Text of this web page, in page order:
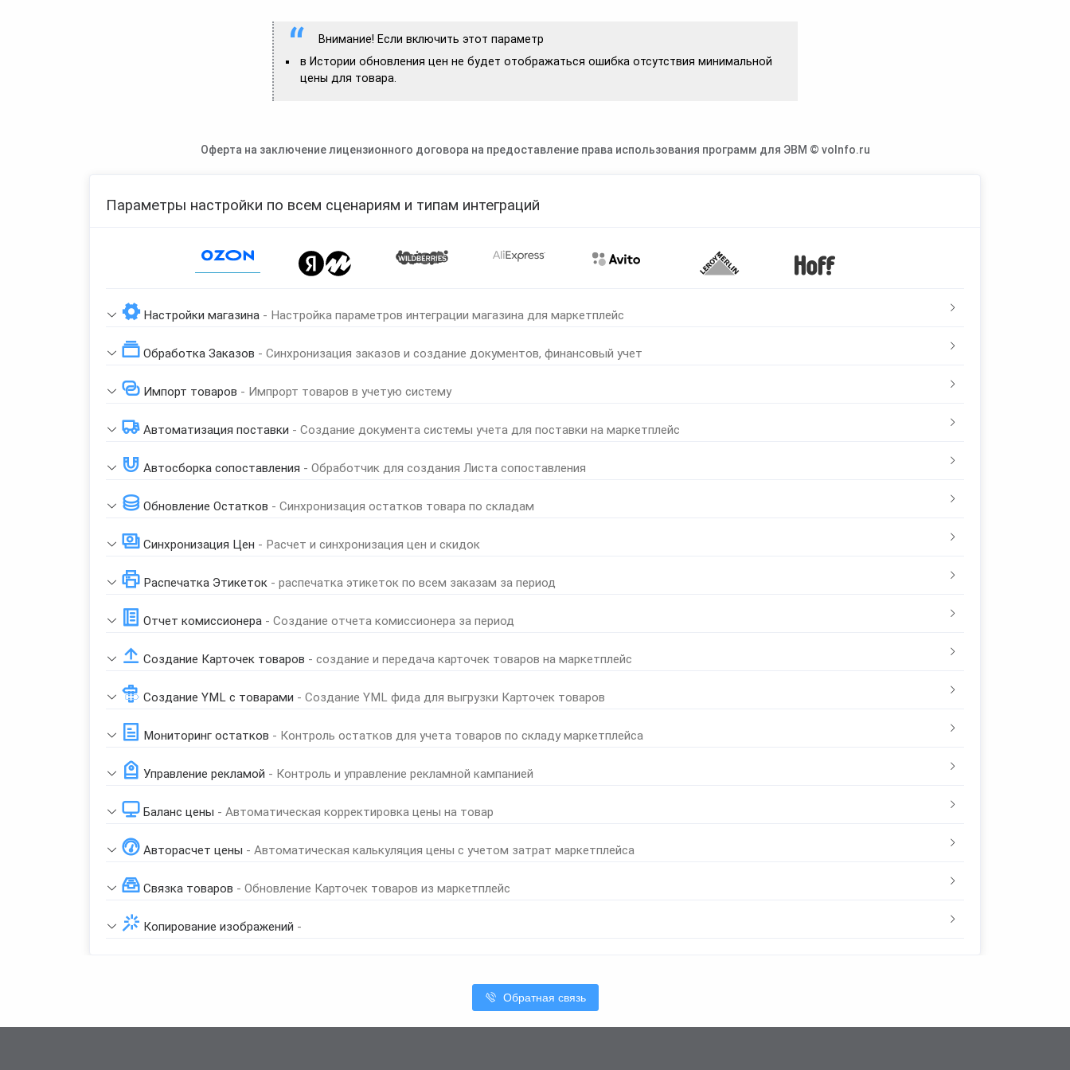
Внимание! Если включить этот параметр
в Истории обновления цен не будет отображаться ошибка отсутствия минимальной
цены для товара.
Оферта на заключение лицензионного договора на предоставление права использования программ для ЭВМ © voInfo.ru
Параметры настройки по всем сценариям и типам интеграций
Настройки магазина - Настройка параметров интеграции магазина для маркетплейс
Обработка Заказов - Синхронизация заказов и создание документов, финансовый учет
Импорт товаров - Импрорт товаров в учетую систему
Автоматизация поставки - Создание документа системы учета для поставки на маркетплейс
Автосборка сопоставления - Обработчик для создания Листа сопоставления
Обновление Остатков - Синхронизация остатков товара по складам
Синхронизация Цен - Расчет и синхронизация цен и скидок
Распечатка Этикеток - распечатка этикеток по всем заказам за период
Отчет комиссионера - Создание отчета комиссионера за период
Создание Карточек товаров - создание и передача карточек товаров на маркетплейс
Создание YML с товарами - Создание YML фида для выгрузки Карточек товаров
Мониторинг остатков - Контроль остатков для учета товаров по складу маркетплейса
Управление рекламой - Контроль и управление рекламной кампанией
Баланс цены - Автоматическая корректировка цены на товар
Авторасчет цены - Автоматическая калькуляция цены с учетом затрат маркетплейса
Связка товаров - Обновление Карточек товаров из маркетплейс
Копирование изображений -
Обратная связь